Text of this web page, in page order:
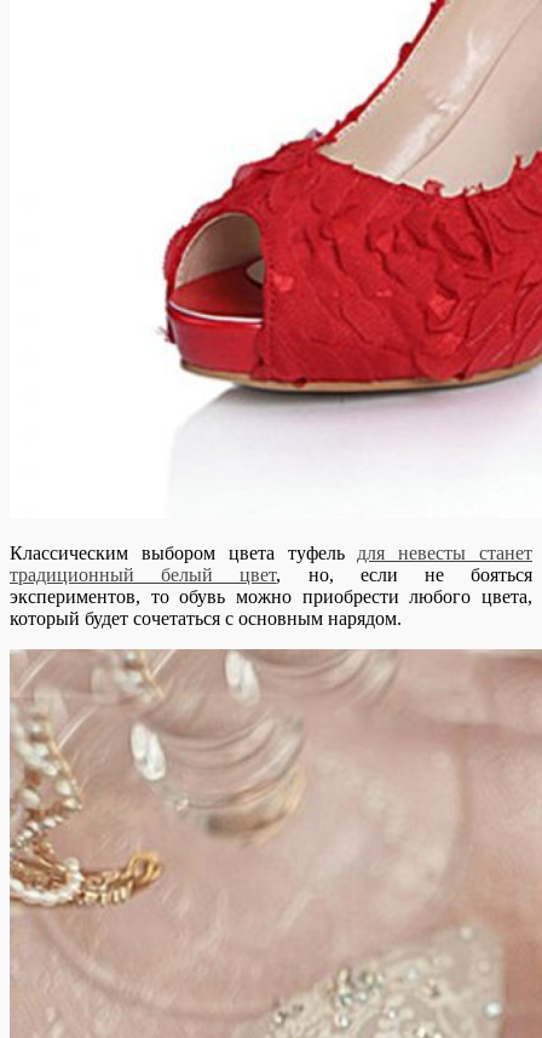
Классическим выбором цвета туфель для невесты станет
традиционный белый цвет, но, если не бояться
экспериментов, то обувь можно приобрести любого цвета,
который будет сочетаться с основным нарядом.